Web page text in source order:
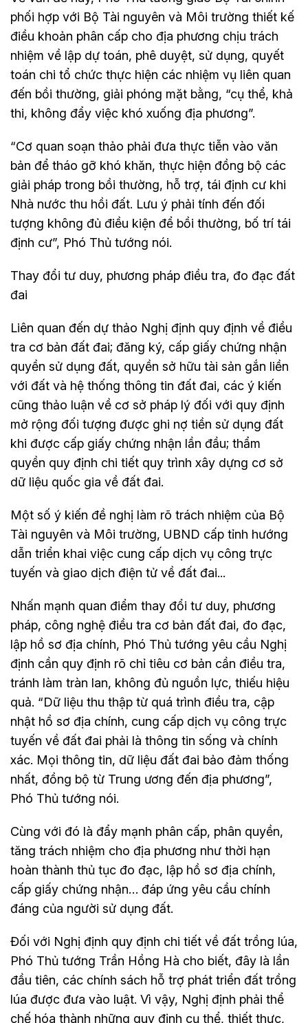
phối hợp với Bộ Tài nguyên và Môi trường thiết kế
điều khoản phân cấp cho địa phương chịu trách
nhiệm về lập dự toán, phê duyệt, sử dụng, quyết
toán chi tổ chức thực hiện các nhiệm vụ liên quan
đến bồi thường, giải phóng mặt bằng, “cụ thể, khả
thi, không đẩy việc khó xuống địa phương”.
“Cơ quan soạn thảo phải đưa thực tiễn vào văn
bản để tháo gỡ khó khăn, thực hiện đồng bộ các
giải pháp trong bồi thường, hỗ trợ, tái định cư khi
Nhà nước thu hồi đất. Lưu ý phải tính đến đối
tượng không đủ điều kiện để bồi thường, bố trí tái
định cư”, Phó Thủ tướng nói.
Thay đổi tư duy, phương pháp điều tra, đo đạc đất
đai
Liên quan đến dự thảo Nghị định quy định về điều
tra cơ bản đất đai; đăng ký, cấp giấy chứng nhận
quyền sử dụng đất, quyền sở hữu tài sản gắn liền
với đất và hệ thống thông tin đất đai, các ý kiến
cũng thảo luận về cơ sở pháp lý đối với quy định
mở rộng đối tượng được ghi nợ tiền sử dụng đất
khi được cấp giấy chứng nhận lần đầu; thẩm
quyền quy định chi tiết quy trình xây dựng cơ sở
dữ liệu quốc gia về đất đai.
Một số ý kiến đề nghị làm rõ trách nhiệm của Bộ
Tài nguyên và Môi trường, UBND cấp tỉnh hướng
dẫn triển khai việc cung cấp dịch vụ công trực
tuyến và giao dịch điện tử về đất đai...
Nhấn mạnh quan điểm thay đổi tư duy, phương
pháp, công nghệ điều tra cơ bản đất đai, đo đạc,
lập hồ sơ địa chính, Phó Thủ tướng yêu cầu Nghị
định cần quy định rõ chỉ tiêu cơ bản cần điều tra,
tránh làm tràn lan, không đủ nguồn lực, thiếu hiệu
quả. “Dữ liệu thu thập từ quá trình điều tra, cập
nhật hồ sơ địa chính, cung cấp dịch vụ công trực
tuyến về đất đai phải là thông tin sống và chính
xác. Mọi thông tin, dữ liệu đất đai bảo đảm thống
nhất, đồng bộ từ Trung ương đến địa phương”,
Phó Thủ tướng nói.
Cùng với đó là đẩy mạnh phân cấp, phân quyền,
tăng trách nhiệm cho địa phương như thời hạn
hoàn thành thủ tục đo đạc, lập hồ sơ địa chính,
cấp giấy chứng nhận… đáp ứng yêu cầu chính
đáng của người sử dụng đất.
Đối với Nghị định quy định chi tiết về đất trồng lúa,
Phó Thủ tướng Trần Hồng Hà cho biết, đây là lần
đầu tiên, các chính sách hỗ trợ phát triển đất trồng
lúa được đưa vào luật. Vì vậy, Nghị định phải thể
chế hóa thành những quy định cụ thể, thiết thực,